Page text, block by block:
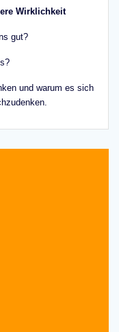
Wirklichkeit
gut?
und warum es sich